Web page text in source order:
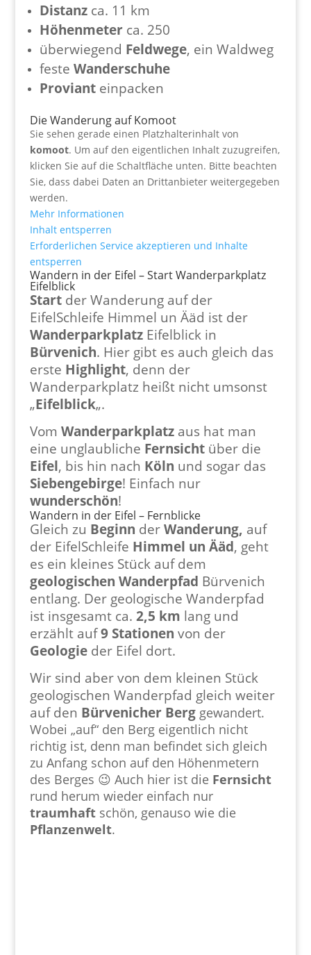
Distanzca. 11 km
Höhenmeterca. 250
überwiegend Feldwege, ein Waldweg
feste Wanderschuhe
Provianteinpacken
Die Wanderung auf Komoot
Sie sehen gerade einen Platzhalterinhalt von
komoot. Um auf den eigentlichen Inhalt zuzugreifen,
klicken Sie auf die Schaltfläche unten. Bitte beachten
Sie, dass dabei Daten an Drittanbieter weitergegeben
werden.
Mehr Informationen
Inhalt entsperren
Erforderlichen Service akzeptieren und Inhalte
entsperren
Wandern in der Eifel – Start Wanderparkplatz
Eifelblick
Startder Wanderung auf der
EifelSchleife Himmel un Ääd ist der
WanderparkplatzEifelblick in
Bürvenich. Hier gibt es auch gleich das
erste Highlight, denn der
Wanderparkplatz heißt nicht umsonst
„Eifelblick„.
Vom Wanderparkplatzaus hat man
eine unglaubliche Fernsichtüber die
Eifel, bis hin nach Köln und sogar das
Siebengebirge! Einfach nur
wunderschön!
Wandern in der Eifel – Fernblicke
Gleich zu Beginn der Wanderung, auf
der EifelSchleife Himmel un Ääd, geht
es ein kleines Stück auf dem
geologischen Wanderpfad Bürvenich
entlang. Der geologische Wanderpfad
ist insgesamt ca. 2,5 km lang und
erzählt auf9 Stationen von der
Geologieder Eifel dort.
Wir sind aber von dem kleinen Stück
geologischen Wanderpfad gleich weiter
auf den Bürvenicher Berg gewandert.
Wobei „auf“ den Berg eigentlich nicht
richtig ist, denn man befindet sich gleich
zu Anfang schon auf den Höhenmetern
des Berges 😉 Auch hier ist die Fernsicht
rund herum wieder einfach nur
traumhaftschön, genauso wie die
Pflanzenwelt.